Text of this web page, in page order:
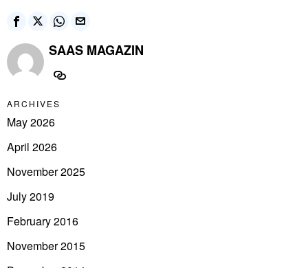
SAAS MAGAZIN
ARCHIVES
May 2026
April 2026
November 2025
July 2019
February 2016
November 2015